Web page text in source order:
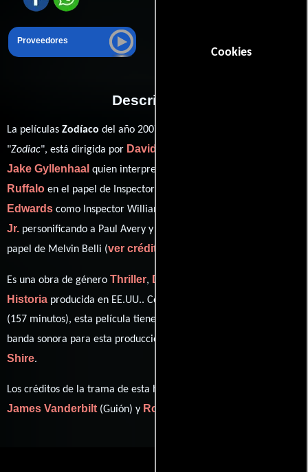
Cookies
Proveedores
Descripción
La películas Zodíaco del año 2007, conocida originalmente como
"Zodiac", está dirigida por David Fincher
Jake Gyllenhaal quien interpreta a Robert Graysmith,
Ruffalo en el papel de Inspector David Toschi,
Edwards como Inspector William Armstrong,
Jr. personificando a Paul Avery y
papel de Melvin Belli (ver créditos completos
Es una obra de género Thriller, Drama
Historia producida en EE.UU.. Con una duración de 02 hr 37 min
(157 minutos), esta película tiene diálogos originales en
banda sonora para esta producción ha sido compuesta por
Shire.
Los créditos de la trama de esta historia están divididos entre
James Vanderbilt(Guión) y Robert Graysmith